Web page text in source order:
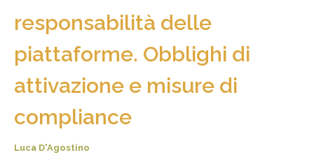
responsabilità delle
piattaforme. Obblighi di
attivazione e misure di
compliance
Luca D'Agostino